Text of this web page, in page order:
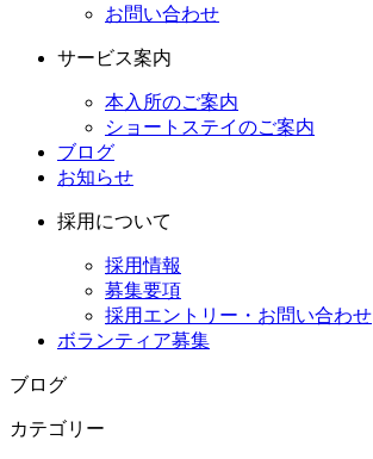
お問い合わせ
サービス案内
本入所のご案内
ショートステイのご案内
ブログ
お知らせ
採用について
採用情報
募集要項
採用エントリー・お問い合わせ
ボランティア募集
ブログ
カテゴリー